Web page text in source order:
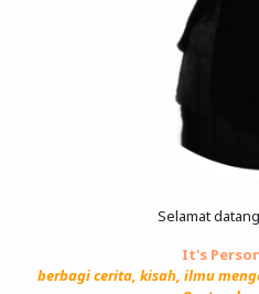
Selamat
It's
berbagi cerita, kisah, ilmu